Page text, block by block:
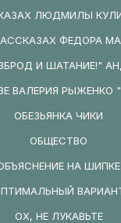
ЛЮДМИЛЫ
ФЕДОРА
И ШАТАНИЕ!"
ВАЛЕРИЯ РЫЖЕНКО
ОБЕЗЬЯНКА ЧИКИ
ОБЩЕСТВО
НА ШИПКЕ
ОХ, НЕ ЛУКАВЬТЕ